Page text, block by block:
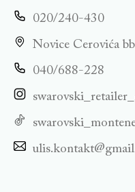
020/240-430
Novice Cerovića
040/688-228